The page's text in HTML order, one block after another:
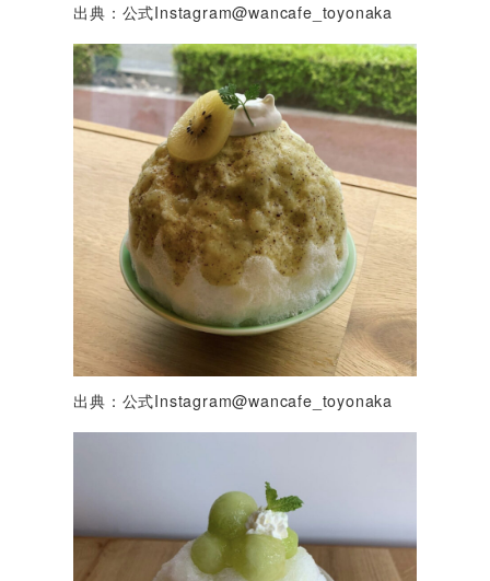
出典：公式Instagram@wancafe_toyonaka
出典：公式Instagram@wancafe_toyonaka